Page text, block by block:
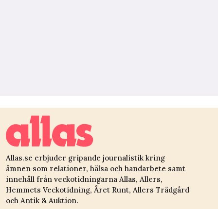
Allas.se erbjuder gripande journalistik kring
ämnen som relationer, hälsa och handarbete samt
innehåll från veckotidningarna Allas, Allers,
Hemmets Veckotidning, Året Runt, Allers Trädgård
och Antik & Auktion.